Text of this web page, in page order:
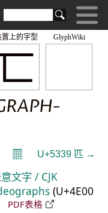
GlyphWiki
置上的字型
𝄜 U+5339 匹 →
文字 / CJK
(U+4E00
PDF表格